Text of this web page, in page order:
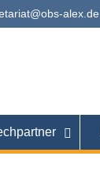
alex.de